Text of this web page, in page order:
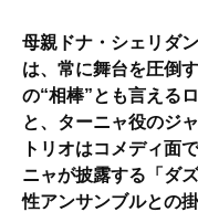
母親ドナ・シェリダ
は、常に舞台を圧倒
の“相棒”とも言える
と、ターニャ役のジ
トリオはコメディ面
ニャが披露する「ダ
性アンサンブルとの